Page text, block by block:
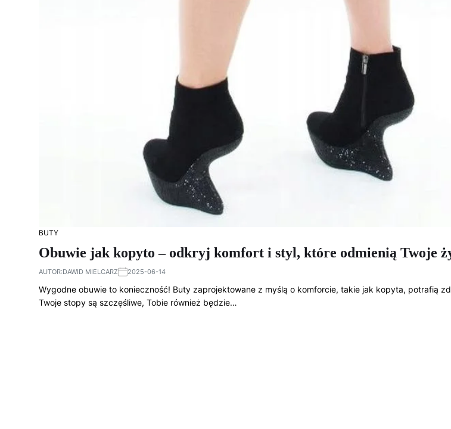
BUTY
Obuwie jak kopyto – odkryj komfort i styl, które odmienią Twoje
AUTOR:DAWID MIELCARZ 2025-06-14
Wygodne obuwie to konieczność! Buty zaprojektowane z myślą o komforcie, takie jak kopyta, potrafią
Twoje stopy są szczęśliwe, Tobie również będzie…